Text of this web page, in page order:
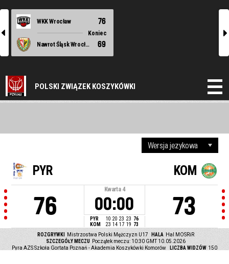
l
WKK Wrocław 76
Koniec
Nawrot Śląsk Wrocław
69
r
POLSKI ZWIĄZEK KOSZYKÓWKI
PYR
76
Kwarta 4
00:00
PYR 10 20 23 23 76
KOM
23 14 17 19 73
KOM
73
ROZGRYWKI Mistrzostwa Polski Mężczyzn U17 HALA Hal MOSRiR
SZCZEGÓŁY MECZU
Początek meczu: 10:30 GMT 10.05.2026
Pyra AZS Szkoła Gortata Poznań - Akademia Koszykówki Komorów
LICZBA WIDZÓW 150